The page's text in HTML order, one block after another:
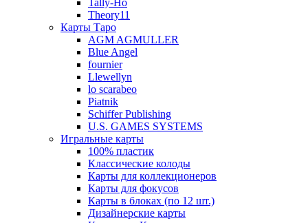
Tally-Ho
Theory11
Карты Таро
AGM AGMULLER
Blue Angel
fournier
Llewellyn
lo scarabeo
Piatnik
Schiffer Publishing
U.S. GAMES SYSTEMS
Игральные карты
100% пластик
Классические колоды
Карты для коллекционеров
Карты для фокусов
Карты в блоках (по 12 шт.)
Дизайнерские карты